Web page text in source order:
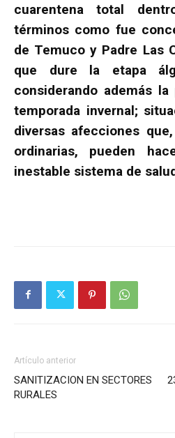
cuarentena total
términos como fue
de Temuco y Padre Las
que dure la etapa
considerando además
temporada invernal;
diversas afecciones
ordinarias, pueden
inestable sistema de
Artículo anterior
SANITIZACION EN SECTORES
RURALES